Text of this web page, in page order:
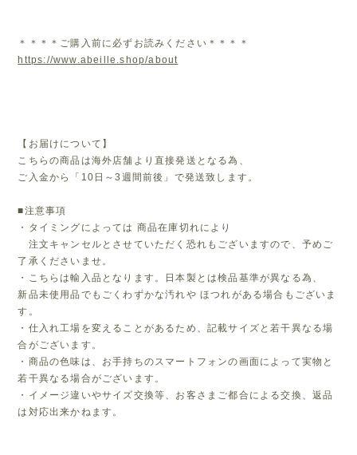
＊＊＊＊ご購入前に必ずお読みください＊＊＊＊
https://www.abeille.shop/about
【お届けについて】
こちらの商品は海外店舗より直接発送となる為、
ご入金から「10日～3週間前後」で発送致します。
■注意事項
・タイミングによっては 商品在庫切れにより
注文キャンセルとさせていただく恐れもございますので、予めご
了承くださいませ。
・こちらは輸入品となります。日本製とは検品基準が異なる為、
新品未使用品でもごくわずかな汚れや ほつれがある場合もございま
す。
・仕入れ工場を変えることがあるため、記載サイズと若干異なる場
合がございます。
・商品の色味は、お手持ちのスマートフォンの画面によって実物と
若干異なる場合がございます。
・イメージ違いやサイズ交換等、お客さまご都合による交換、返品
は対応出来かねます。